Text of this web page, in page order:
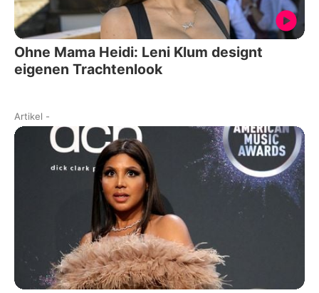
Ohne Mama Heidi: Leni Klum designt
eigenen Trachtenlook
Artikel -